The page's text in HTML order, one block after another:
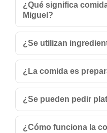
¿Qué significa
Miguel?
¿Se utilizan
¿La comida es
¿Se pueden pedir
¿Cómo funciona la